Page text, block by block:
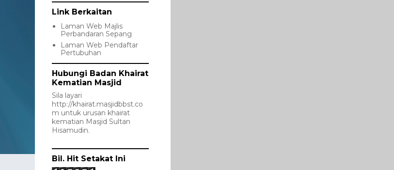
Link Berkaitan
Laman Web Majlis
Perbandaran Sepang
Laman Web Pendaftar
Pertubuhan
Hubungi Badan Khairat
Kematian Masjid
Sila layari
http://khairat.masjidbbst.co
m untuk urusan khairat
kematian Masjid Sultan
Hisamudin.
Bil. Hit Setakat Ini